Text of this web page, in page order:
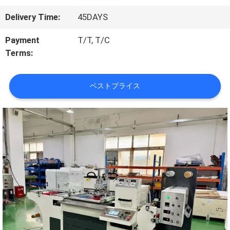
シ
ョ
わ
た
し
た
ち
に
Delivery Time: 45DAYS
Payment
Terms:
T/T, T/C
ベストプライス